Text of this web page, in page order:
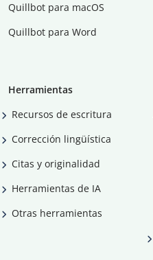
Quillbot para macOS
Quillbot para Word
Herramientas
Recursos de escritura
Corrección lingüística
Citas y originalidad
Herramientas de IA
Otras herramientas